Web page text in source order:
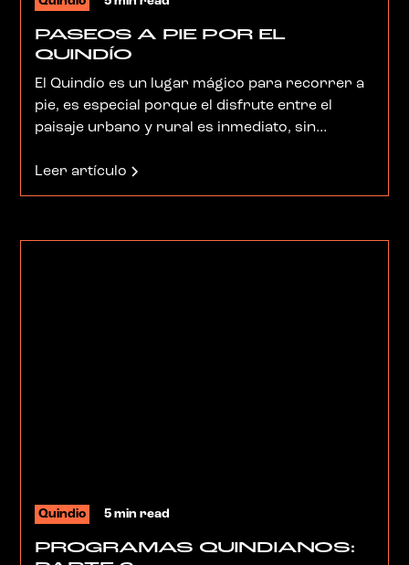
PASEOS A PIE POR EL
QUINDÍO
El Quindío es un lugar mágico para recorrer a
pie, es especial porque el disfrute entre el
paisaje urbano y rural es inmediato, sin
cualquier centro urbano ya nos encontramos
en medio de exuberante naturaleza. Aquí
es fácil pues encuentras sitios de refrigerio y
Leer artículo
Quindio 5 min read
PROGRAMAS QUINDIANOS: